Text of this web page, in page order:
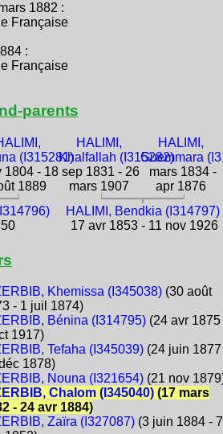
1882 :
Française
:
Française
parents
(I315281)
1804 - 18
1889
HALIMI,
Khalfallah (I315282)
sep 1831 - 26
mars 1907
HALIMI,
Guemmara
mars 1834 -
apr 1876
HALIMI, Bendkia (I314797)
17 avr 1853 - 11 nov 1926
Khemissa (I345038)(30 août
- 1 juil 1874)
Bénina (I314795)(24 avr 1875
1917)
Tefaha (I345039)(24 juin 1877
1878)
Nouna (I321654)(21 nov
Chalom (I345040)(17 mars
- 24 avr 1884)
Zaïra (I327087)(3 juin 1884 - 7